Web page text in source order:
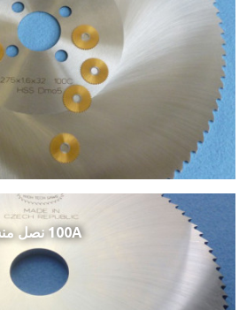
نصل منشار 200 × 6.0 × 32 ‎100A